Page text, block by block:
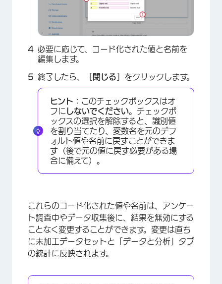
×
×
必要に応じて、コード化された値と名前を
編集します。
終了したら、［ 閉じる ］をクリックします。
ヒント： このチェックボックスはオ
フにしないでください。チェックボ
ックスの選択を解除すると、識別値
を割り当てたり、変数名を元のデフ
ォルト値や名前に戻すことができま
す（後で元の値に戻す必要がある場
合に備えて）。
これらのコード化された値や名前は、アンケー
ト調査中やデータ収集後に、結果を無効にする
ことなく変更することができます。変更は直ち
に未加工データセットと「データと分析」タブ
の統計に反映されます。